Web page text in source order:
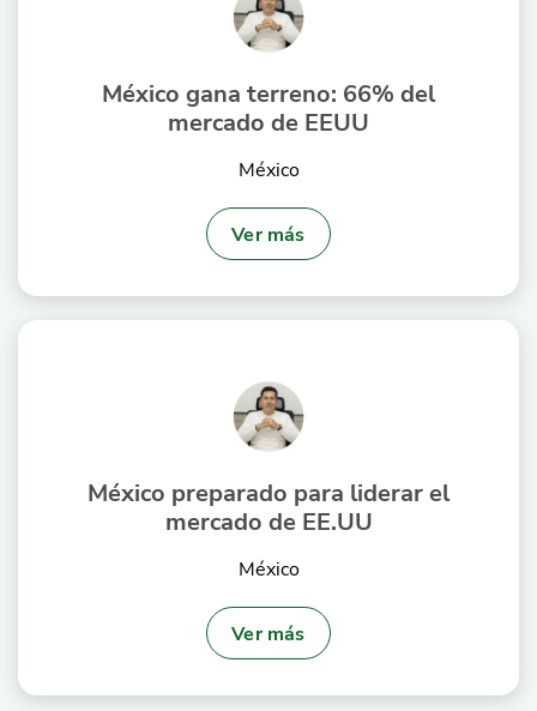
México gana terreno: 66% del
mercado de EEUU
México
Ver más
México preparado para liderar el
mercado de EE.UU
México
Ver más